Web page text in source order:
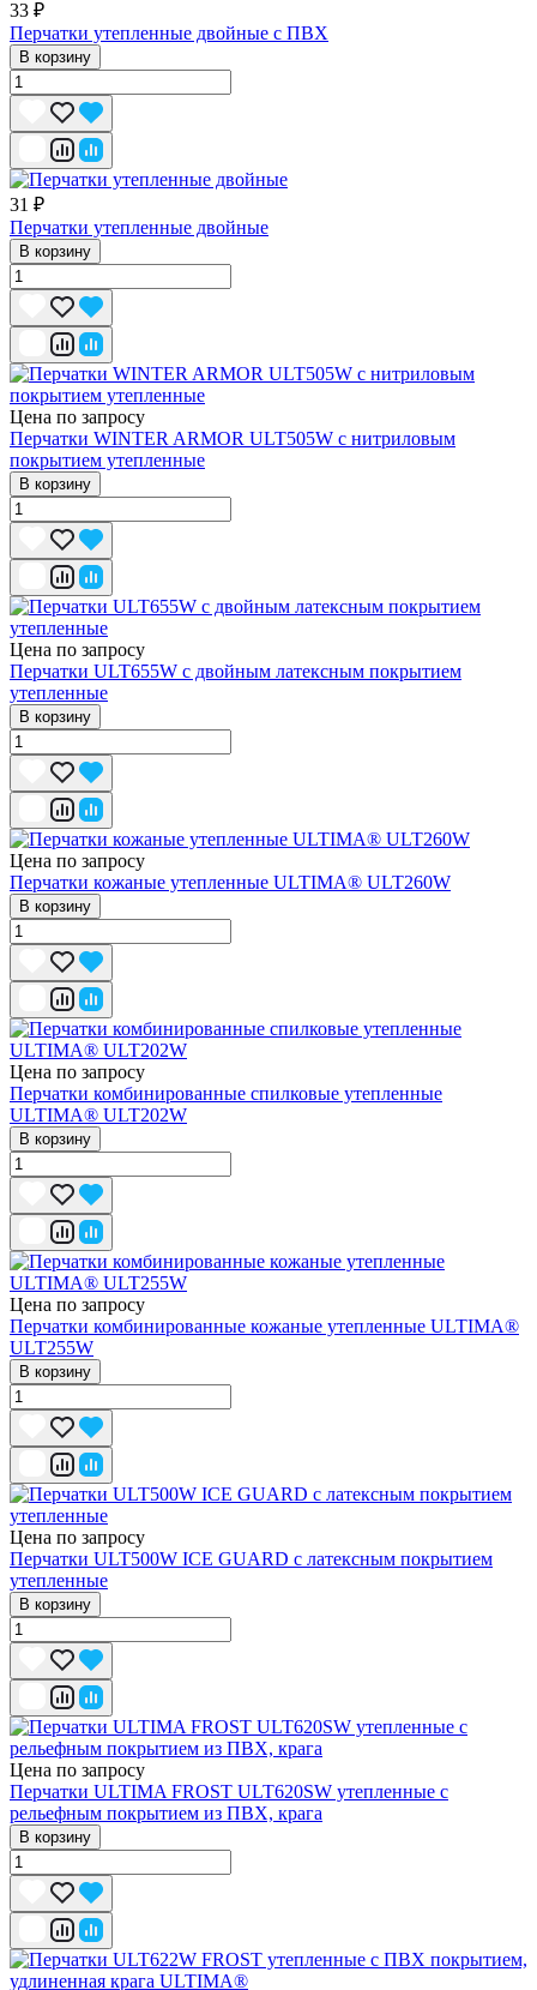
33 ₽
Перчатки утепленные двойные с ПВХ
В корзину
31 ₽
Перчатки утепленные двойные
В корзину
Цена по запросу
Перчатки WINTER ARMOR ULT505W с нитриловым
покрытием утепленные
В корзину
Цена по запросу
Перчатки ULT655W с двойным латексным покрытием
утепленные
В корзину
Цена по запросу
Перчатки кожаные утепленные ULTIMA® ULT260W
В корзину
Цена по запросу
Перчатки комбинированные спилковые утепленные
ULTIMA® ULT202W
В корзину
Цена по запросу
Перчатки комбинированные кожаные утепленные ULTIMA®
ULT255W
В корзину
Цена по запросу
Перчатки ULT500W ICE GUARD с латексным покрытием
утепленные
В корзину
Цена по запросу
Перчатки ULTIMA FROST ULT620SW утепленные с
рельефным покрытием из ПВХ, крага
В корзину